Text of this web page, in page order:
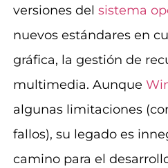
versiones del sistema
nuevos estándares en
gráfica, la gestión de
multimedia. Aunque
algunas limitaciones
fallos), su legado es
camino para el